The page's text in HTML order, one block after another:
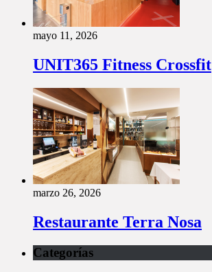
mayo 11, 2026
UNIT365 Fitness Crossfit
marzo 26, 2026
Restaurante Terra Nosa
Categorías